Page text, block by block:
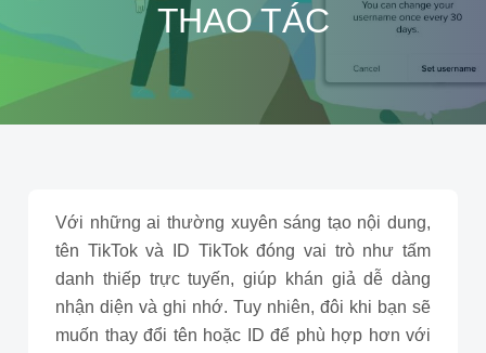
THAO TÁC
Với những ai thường xuyên sáng tạo nội dung,
tên TikTok và ID TikTok đóng vai trò như tấm
danh thiếp trực tuyến, giúp khán giả dễ dàng
nhận diện và ghi nhớ. Tuy nhiên, đôi khi bạn sẽ
muốn thay đổi tên hoặc ID để phù hợp hơn với